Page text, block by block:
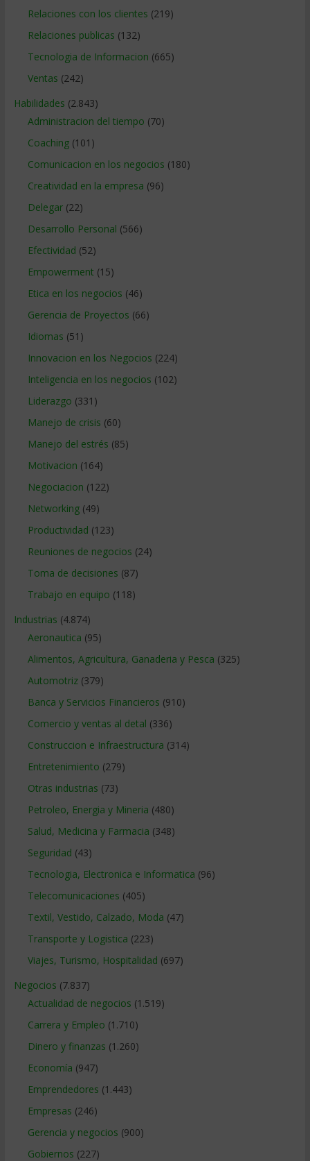
Relaciones con los clientes (219)
Relaciones publicas (132)
Tecnologia de Informacion (665)
Ventas (242)
Habilidades (2.843)
Administracion del tiempo (70)
Coaching(101)
Comunicacion en los negocios (180)
Creatividad en la empresa (96)
Delegar(22)
Desarrollo Personal (566)
Efectividad (52)
Empowerment (15)
Etica en los negocios (46)
Gerencia de Proyectos (66)
Idiomas (51)
Innovacion en los Negocios (224)
Inteligencia en los negocios (102)
Liderazgo (331)
Manejo de crisis (60)
Manejo del estrés (85)
Motivacion (164)
Negociacion (122)
Networking(49)
Productividad (123)
Reuniones de negocios (24)
Toma de decisiones (87)
Trabajo en equipo (118)
Industrias (4.874)
Aeronautica (95)
Alimentos, Agricultura, Ganaderia y Pesca (325)
Automotriz(379)
Banca y Servicios Financieros (910)
Comercio y ventas al detal (336)
Construccion e Infraestructura (314)
Entretenimiento (279)
Otras industrias (73)
Petroleo, Energia y Mineria (480)
Salud, Medicina y Farmacia (348)
Seguridad (43)
Tecnologia, Electronica e Informatica (96)
Telecomunicaciones (405)
Textil, Vestido, Calzado, Moda (47)
Transporte y Logistica (223)
Viajes, Turismo, Hospitalidad (697)
Negocios (7.837)
Actualidad de negocios (1.519)
Carrera y Empleo (1.710)
Dinero y finanzas (1.260)
Economía (947)
Emprendedores (1.443)
Empresas (246)
Gerencia y negocios (900)
Gobiernos (227)